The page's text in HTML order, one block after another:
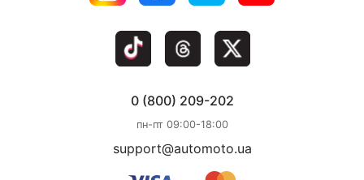
0 (800) 209-202
пн-пт 09:00-18:00
support@automoto.ua